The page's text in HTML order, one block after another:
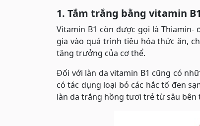
1. Tắm trắng bằng vitamin B1
Vitamin B1 còn được gọi là
gia vào quá trình tiêu hóa thức ăn,
tăng trưởng của cơ thể.
Đối với làn da vitamin B1 cũng có
có tác dụng loại bỏ các hắc tố đen
làn da trắng hồng tươi trẻ từ sâu bên